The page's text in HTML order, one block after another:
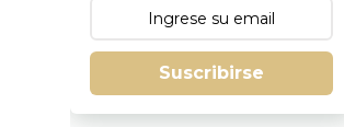
Suscribirse